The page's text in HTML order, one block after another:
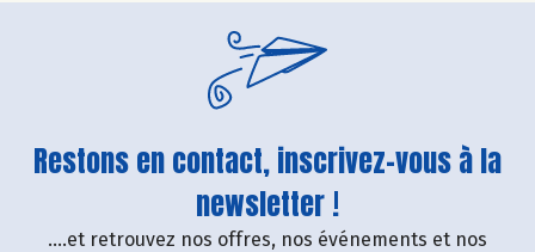
Restons en contact, inscrivez-vous à la
newsletter !
....et retrouvez nos offres, nos événements et nos